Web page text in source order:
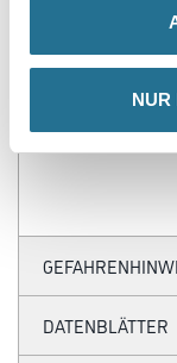
NUR
- Farblich
- Hochwertige
- Ihr Fotomotiv auf
- Zertifizierte
-
DATENBLÄTTER